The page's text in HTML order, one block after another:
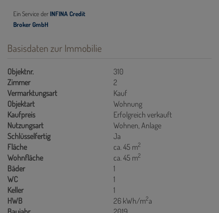
Basisdaten zur Immobilie
Objektnr.
310
Zimmer
2
Vermarktungsart
Kauf
Objektart
Wohnung
Kaufpreis
Erfolgreich verkauft
Nutzungsart
Wohnen Anlage
Schlüsselfertig
Ja
Fläche
ca. 45 m2
Wohnfläche ca. 45 m2
Bäder
1
WC
1
Keller
1
HWB
26 kWh/m2a